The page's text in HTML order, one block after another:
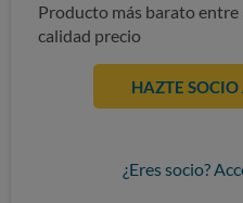
Producto más barato
calidad precio
HAZTE SOCIO
¿Eres socio?